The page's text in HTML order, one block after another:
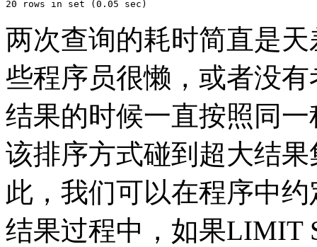
两次查询的耗时简直是天
些程序员很懒，或者没
结果的时候一直按照同
该排序方式碰到超大结
此，我们可以在程序中
结果过程中，如果LIMIT